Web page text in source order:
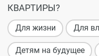
КВАРТИРЫ?
Для жизни Для
Детям на будущее